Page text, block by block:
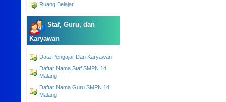
Ruang Belajar
Staf, Guru, dan
Karyawan
Data Pengajar Dan Karyawan
Daftar Nama Staf SMPN 14
Malang
Daftar Nama Guru SMPN 14
Malang